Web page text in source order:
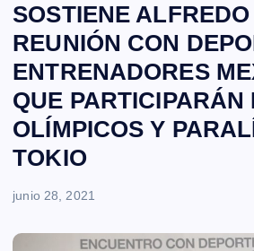
SOSTIENE
REUNIÓN CON
ENTRENADORES
QUE PARTICIPARÁN
OLÍMPICOS Y
TOKIO
junio 28, 2021